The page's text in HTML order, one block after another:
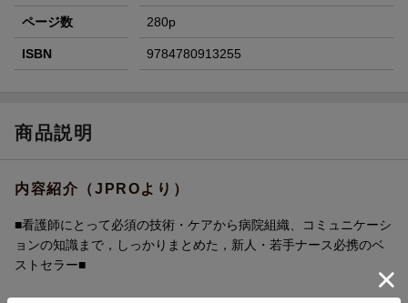
ページ数 280p
ISBN 9784780913255
商品説明
内容紹介（JPROより）
■看護師にとって必須の技術・ケアから病院組織、コミュニケーシ
ョンの知識まで，しっかりまとめた，新人・若手ナース必携のベ
ストセラー■